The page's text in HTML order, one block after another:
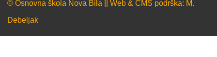
© Osnovna škola Nova Bila || Web & CMS podrška: M.
Debeljak